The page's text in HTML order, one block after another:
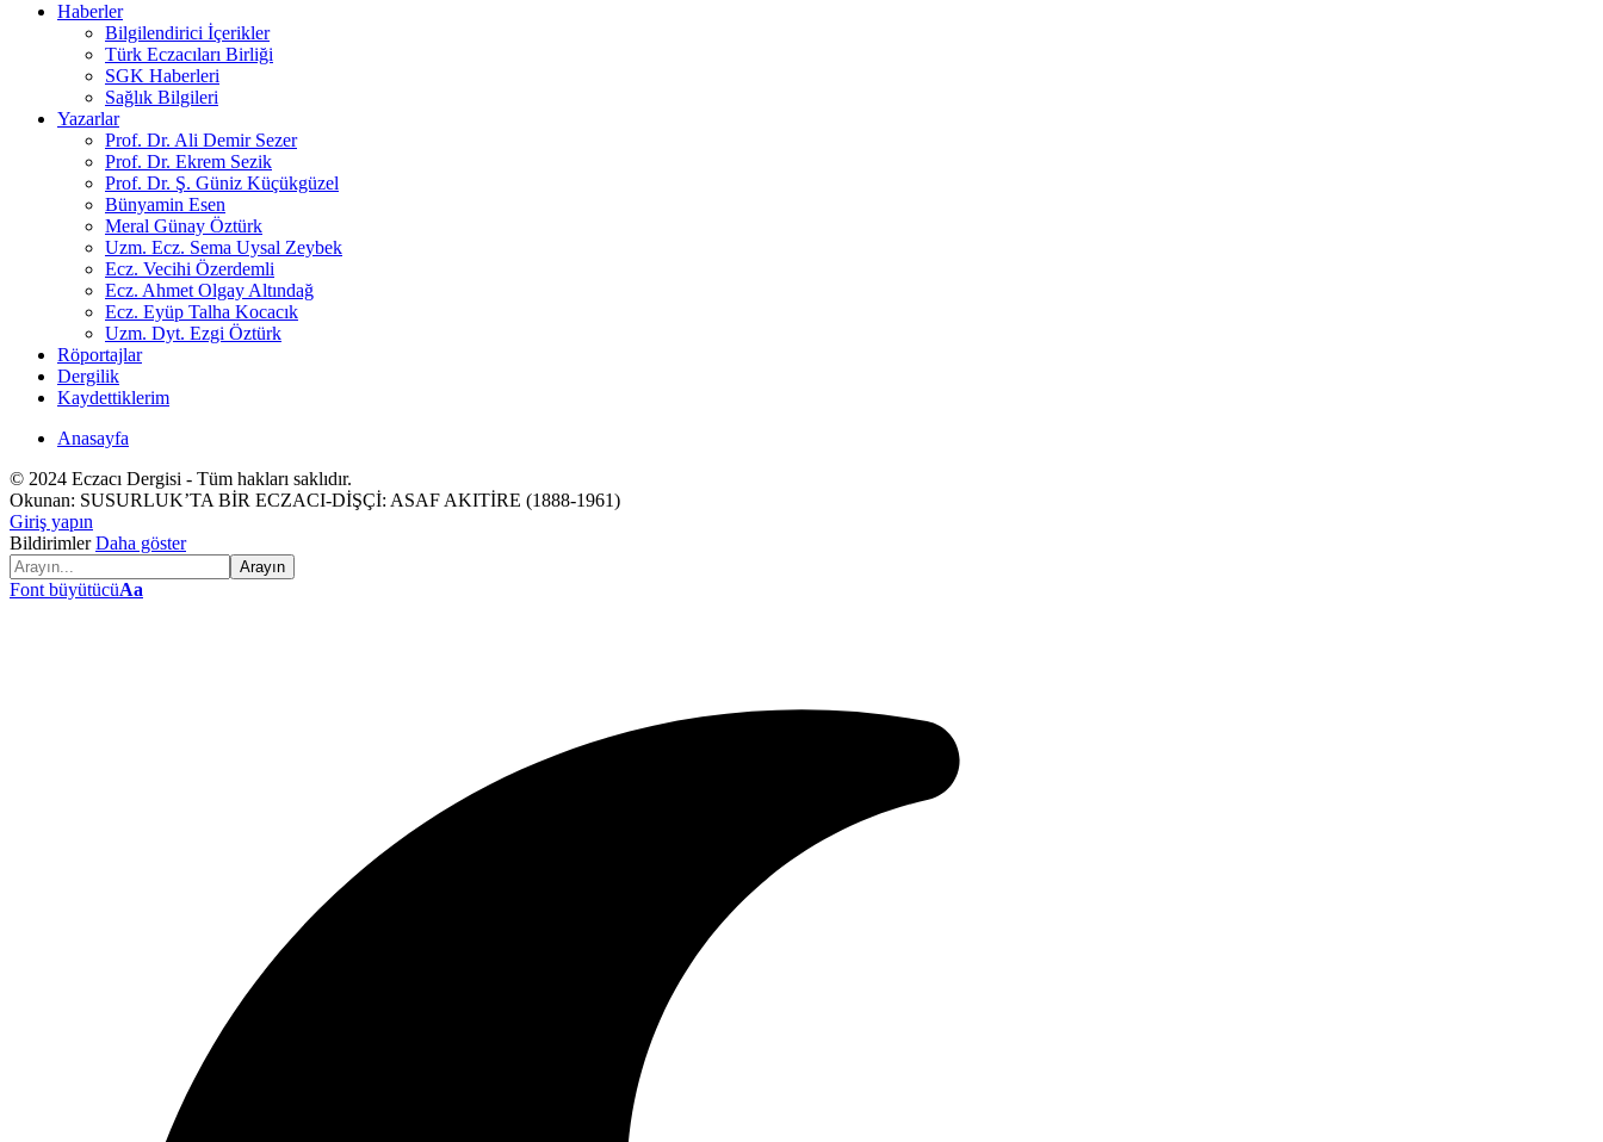
Haberler
Bilgilendirici İçerikler
Türk Eczacıları Birliği
SGK Haberleri
Sağlık Bilgileri
Yazarlar
Prof. Dr. Ali Demir Sezer
Prof. Dr. Ekrem Sezik
Prof. Dr. Ş. Güniz Küçükgüzel
Bünyamin Esen
Meral Günay Öztürk
Uzm. Ecz. Sema Uysal Zeybek
Ecz. Vecihi Özerdemli
Ecz. Ahmet Olgay Altındağ
Ecz. Eyüp Talha Kocacık
Uzm. Dyt. Ezgi Öztürk
Röportajlar
Dergilik
Kaydettiklerim
Anasayfa
© 2024 Eczacı Dergisi - Tüm hakları saklıdır.
Okunan: SUSURLUK’TA BİR ECZACI-DİŞÇİ: ASAF AKITİRE (1888-1961)
Giriş yapın
Bildirimler Daha göster
Font büyütücüAa